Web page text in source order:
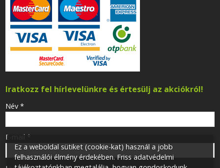
Iratkozz fel hírlevelünkre és értesülj az akciókról!
-
-
Név *
E-mail *
Ez a weboldal sütiket (cookie-kat) használ a jobb
felhasználói élmény érdekében. Friss adatvédelmi